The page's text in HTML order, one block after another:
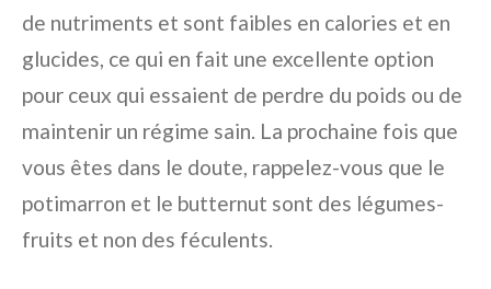
de nutriments et sont faibles en calories et en
glucides, ce qui en fait une excellente option
pour ceux qui essaient de perdre du poids ou de
maintenir un régime sain. La prochaine fois que
vous êtes dans le doute, rappelez-vous que le
potimarron et le butternut sont des légumes-
fruits et non des féculents.